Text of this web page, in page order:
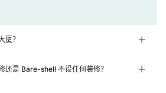
厦？
还是 Bare-shell 不设任何装修？